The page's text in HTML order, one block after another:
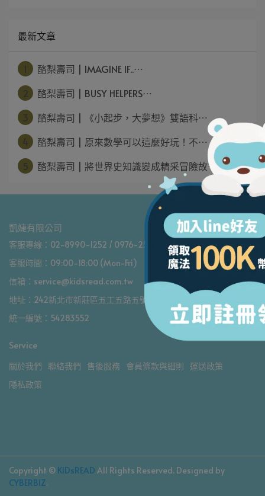
最新文章
酪梨壽司 | IMAGINE IF..⋯
酪梨壽司 | BUSY HELPERS⋯
酪梨壽司 | 《小起步，大夢想》雙語科⋯
酪梨壽司 | 原來數學可以這麼好玩！不⋯
酪梨壽司 | 將世界史知識變成精采冒險故⋯
凱婕有限公司
客服專線：02-8990-1252 / 0976-252-604
客服時間：09:00-18:00 (Mon-Fri)
信箱：service@kidsread.com.tw
地址：242新北市新莊區五工五路五號二樓
統一編號：54283552
Service
關於我們 聯絡我們 售後服務 會員條款與細則
運送政策
隱私政策
Copyright © KIDsREAD All Rights Reserved. Designed by
CYBERBIZ.